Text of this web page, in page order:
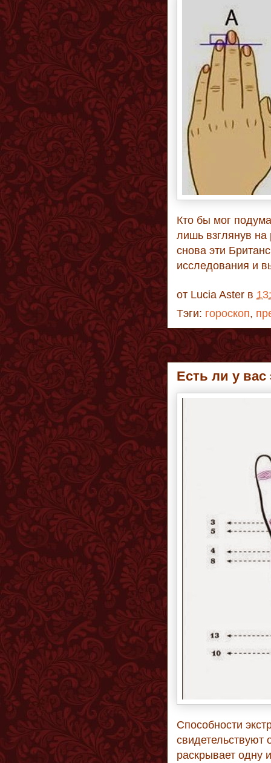
Кто бы мог
лишь взглянув на
снова эти
исследования и
от Lucia Aster в
Тэги: гороскоп,
Есть ли у вас
Способности
свидетельствуют
раскрывает одну